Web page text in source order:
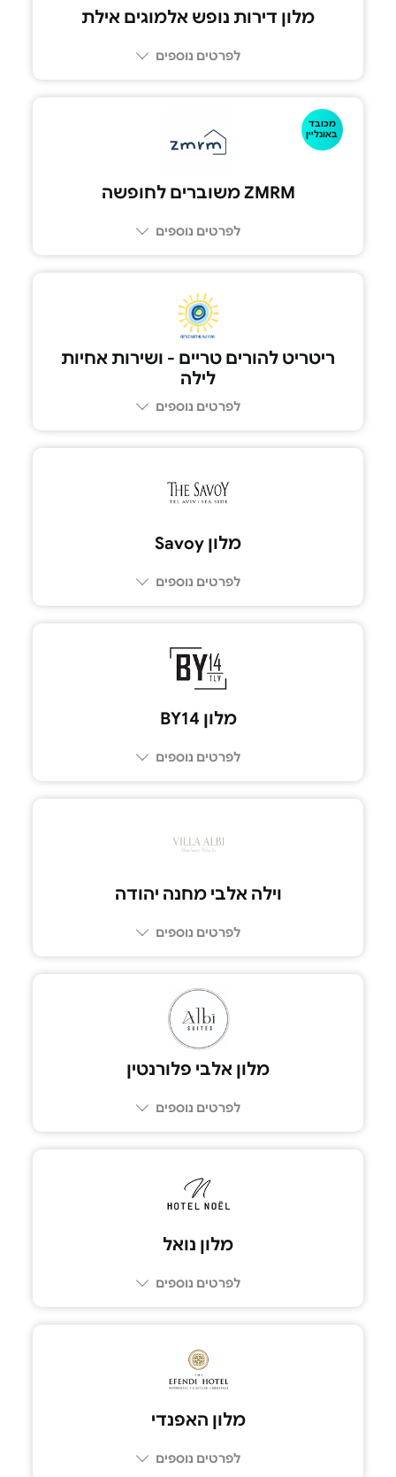
מלון דירות נופש אלמוגים אילת
לפרטים נוספים
מכובד
באונליין
ZMRM משוברים לחופשה‏
לפרטים נוספים
ריטריט להורים טריים - ושירות אחיות
לילה
לפרטים נוספים
מלון Savoy
לפרטים נוספים
מלון BY14
לפרטים נוספים
וילה אלבי מחנה יהודה
לפרטים נוספים
מלון אלבי פלורנטין
לפרטים נוספים
מלון נואל
לפרטים נוספים
מלון האפנדי
לפרטים נוספים